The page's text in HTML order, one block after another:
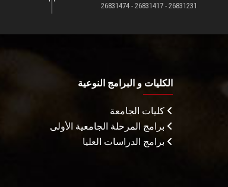
26831231 - 26831417 - 26831474
الكليات و البرامج النوعية
كليات الجامعة
برامج المرحلة الجامعية الأولى
برامج الدراسات العليا